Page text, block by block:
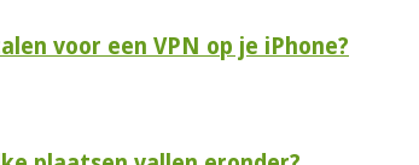
voor een VPN op je iPhone?